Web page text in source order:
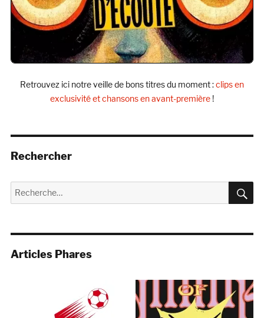
Retrouvez ici notre veille de bons titres du moment :clips en
exclusivité et chansons en avant-première !
Rechercher
Recherche
pour :
Articles Phares